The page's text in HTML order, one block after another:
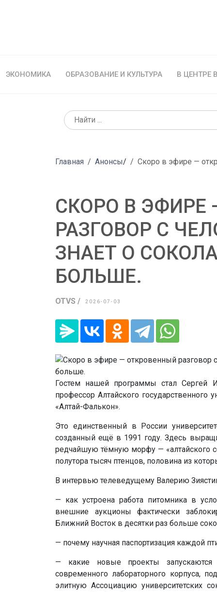
ЭКОНОМИКА ОБРАЗОВАНИЕ И КУЛЬТУРА В ЦЕНТРЕ
Главная Анонсы/ Скоро в эфире —
СКОРО В
РАЗГОВОР С
ЗНАЕТ О
БОЛЬШЕ.
OTVS / 2026-07-03
Гостем нашей программы стал Сергей
профессор Алтайского государственного
«Алтай-Фалькон».
Это единственный в России
созданный ещё в 1991 году. Здесь
редчайшую тёмную морфу — «алтайского
полутора тысяч птенцов, половина из
В интервью телеведущему Валерию
— как устроена работа питомника в
внешние аукционы фактически
Ближний Восток в десятки раз больше
— почему научная паспортизация каждой
— какие новые проекты запускаются
современного лабораторного корпуса,
элитную Ассоциацию университетских